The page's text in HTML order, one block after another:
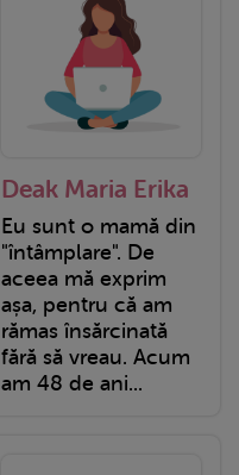
Deak Maria Erika
Eu sunt o mamă din
"întâmplare". De
aceea mă exprim
așa, pentru că am
rămas însărcinată
fără să vreau. Acum
am 48 de ani...